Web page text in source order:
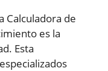
Calculadora de
es la
Esta